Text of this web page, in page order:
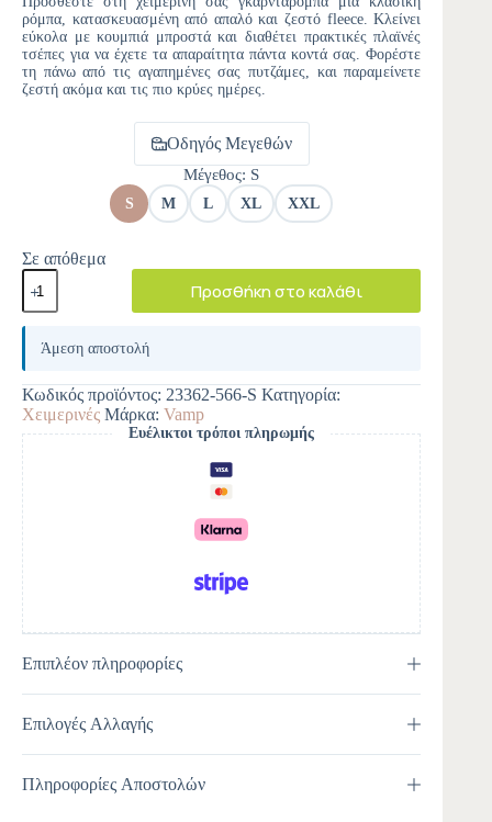
ρόμπα, κατασκευασμένη από απαλό και ζεστό fleece. Κλείνει
εύκολα με κουμπιά μπροστά και διαθέτει πρακτικές πλαϊνές
τσέπες για να έχετε τα απαραίτητα πάντα κοντά σας. Φορέστε
τη πάνω από τις αγαπημένες σας πυτζάμες, και παραμείνετε
ζεστή ακόμα και τις πιο κρύες ημέρες.
Οδηγός Μεγεθών
Μέγεθος: S
S M L XL XXL
Σε απόθεμα
Προσθήκη στο καλάθι
A
e
r
n
a
t
i
v
e
:
Άμεση αποστολή
Κωδικός προϊόντος: 23362-566-S Κατηγορία:
Χειμερινές Μάρκα: Vamp
Ευέλικτοι τρόποι πληρωμής
Επιπλέον πληροφορίες
Επιλογές Αλλαγής
Πληροφορίες Αποστολών